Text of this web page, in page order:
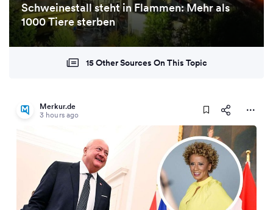
Schweinestall steht in Flammen: Mehr als
1000 Tiere sterben
15 Other Sources On This Topic
Merkur.de
3 hours ago